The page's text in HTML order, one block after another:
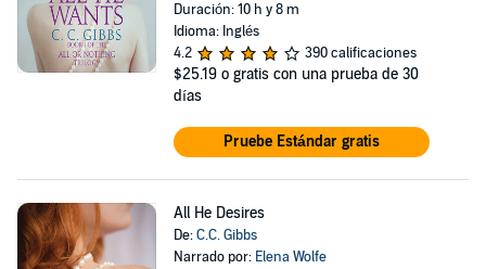
Duración: 10 h y 8 m
Idioma: Inglés
4.2
390 calificaciones
$25.19 o gratis con una prueba de 30
días
Pruebe Estándar gratis
All He Desires
De:C.C. Gibbs
Narrado por: Elena Wolfe